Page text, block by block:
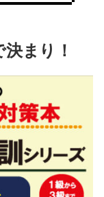
まり！